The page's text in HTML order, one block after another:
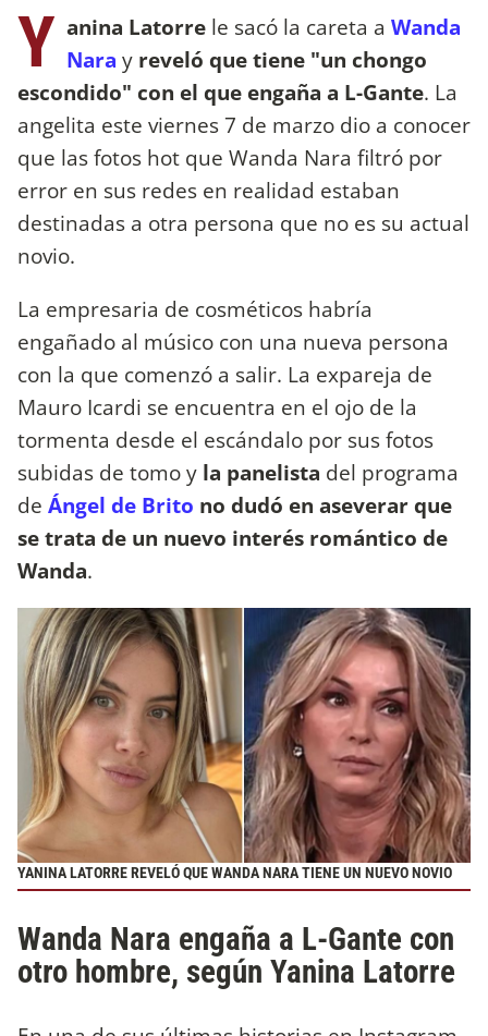
Y anina Latorre le sacó la careta a Wanda
Nara y reveló que tiene "un chongo
escondido" con el que engaña a L-Gante. La
angelita este viernes 7 de marzo dio a conocer
que las fotos hot que Wanda Nara filtró por
error en sus redes en realidad estaban
destinadas a otra persona que no es su actual
novio.
La empresaria de cosméticos habría
engañado al músico con una nueva persona
con la que comenzó a salir. La expareja de
Mauro Icardi se encuentra en el ojo de la
tormenta desde el escándalo por sus fotos
subidas de tomo y la panelista del programa
de Ángel de Brito no dudó en aseverar que
se trata de un nuevo interés romántico de
Wanda.
YANINA LATORRE REVELÓ QUE WANDA NARA TIENE UN NUEVO NOVIO
Wanda Nara engaña a L-Gante con
otro hombre, según Yanina Latorre